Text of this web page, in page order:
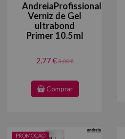
AndreiaProfissional
Verniz de Gel
ultrabond
Primer 10.5ml
2,77 €3,00 €
Comprar
PROMOÇÃO